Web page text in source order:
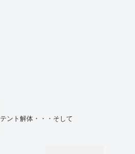
テント解体・・・そして